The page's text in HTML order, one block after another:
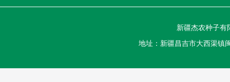
新疆杰农种子
地址：新疆昌吉市大西渠